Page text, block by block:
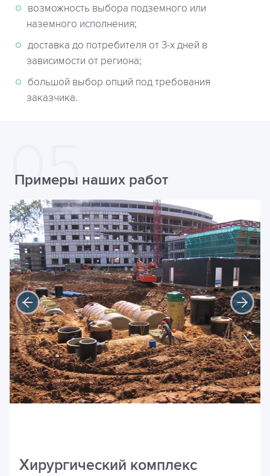
возможность выбора подземного или
наземного исполнения;
доставка до потребителя от 3-х дней в
зависимости от региона;
большой выбор опций под требования
заказчика.
Примеры наших работ
Хирургический комплекс